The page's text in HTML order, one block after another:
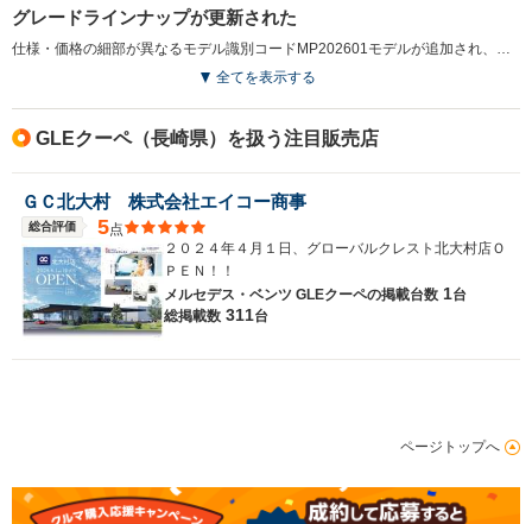
グレードラインナップが更新された
仕様・価格の細部が異なるモデル識別コードMP202601モデルが追加され、詳細な装備内容の見直しなどが行われている。（2025.12）
全てを表示する
GLEクーペ（長崎県）を扱う注目販売店
ＧＣ北大村 株式会社エイコー商事
総合評価 5点
２０２４年４月１日、グローバルクレスト北大村店Ｏ
ＰＥＮ！！
メルセデス・ベンツ GLEクーペの掲載台数 1台
総掲載数 311台
ページトップへ